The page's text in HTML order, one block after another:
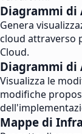
Diagrammi di
Genera
cloud attraverso
Cloud.
Diagrammi di
Visualizza le
modifiche
Mappe di